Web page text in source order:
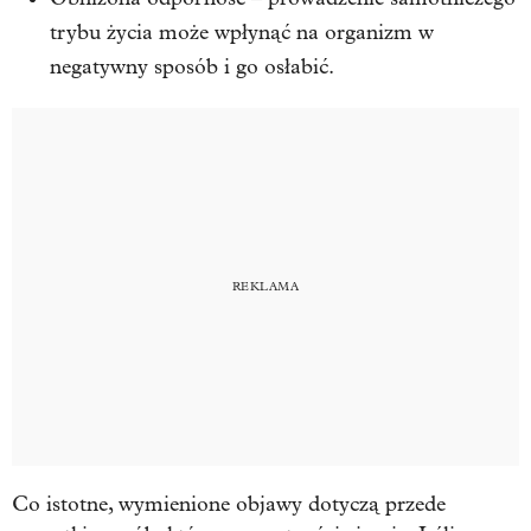
trybu życia może wpłynąć na organizm w
negatywny sposób i go osłabić.
Co istotne, wymienione objawy dotyczą przede